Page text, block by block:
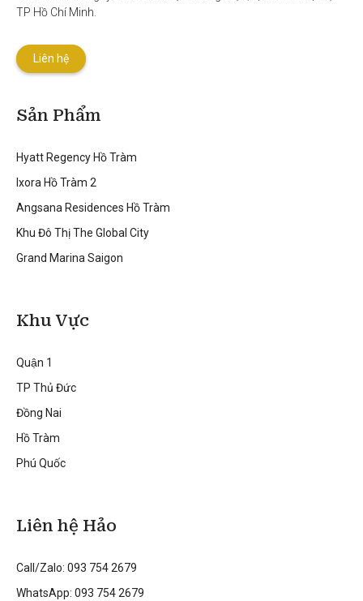
TP Hồ Chí Minh.
Liên hệ
Sản Phẩm
Hyatt Regency Hồ Tràm
Ixora Hồ Tràm 2
Angsana Residences Hồ Tràm
Khu Đô Thị The Global City
Grand Marina Saigon
Khu Vực
Quận 1
TP Thủ Đức
Đồng Nai
Hồ Tràm
Phú Quốc
Liên hệ Hảo
Call/Zalo: 093 754 2679
WhatsApp: 093 754 2679